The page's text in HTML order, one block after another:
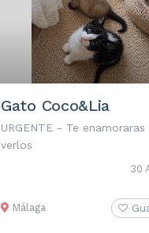
Gato Coco&Lia
URGENTE - Te enamoraras
verlos
30
Málaga